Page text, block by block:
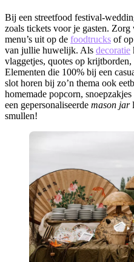
Bij een streetfood festival-
zoals tickets voor je gasten.
menu’s uit op de foodtrucks of
van jullie huwelijk. Als decoratie
vlaggetjes, quotes op
Elementen die 100% bij een
slot horen bij zo’n thema ook
homemade popcorn,
een gepersonaliseerde mason jar
smullen!